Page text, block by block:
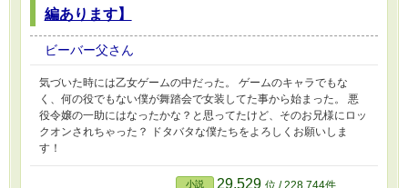
編あります】
ビーバー父さん
気づいた時には乙女ゲームの中だった。 ゲームのキャラでもな
く、何の役でもない僕が舞踏会で女装してた事から始まった。 悪
役令嬢の一助にはなったかな？と思ってたけど、そのお兄様にロッ
クオンされちゃった？ ドタバタな僕たちをよろしくお願いしま
す！
小説 29,529 位 / 228,744件